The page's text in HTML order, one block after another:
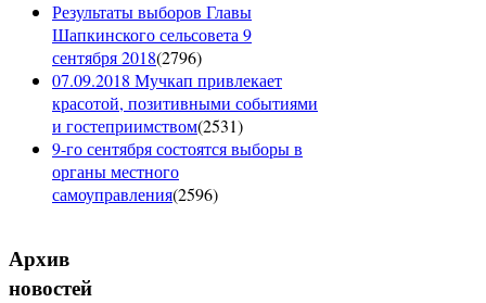
Результаты выборов Главы
Шапкинского сельсовета 9
сентября 2018(2796)
07.09.2018 Мучкап привлекает
красотой, позитивными событиями
и гостеприимством(2531)
9-го сентября состоятся выборы в
органы местного
самоуправления(2596)
Архив
новостей